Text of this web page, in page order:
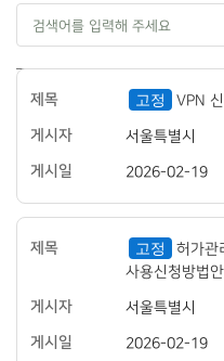
공
사
검
색
검
어
력
도
굴
복
구
시
스
의
사
정
공
지
항
번
호,
제
목,
시
시
에
고정 VPN
서울특별시
2026-02-19
고정
허가관
사용신청방법
서울특별시
2026-02-19